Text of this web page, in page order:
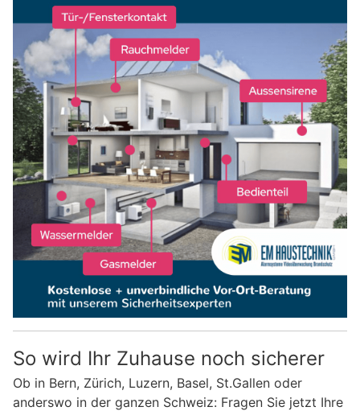
So wird Ihr Zuhause noch sicherer
Ob in Bern, Zürich, Luzern, Basel, St.Gallen oder
anderswo in der ganzen Schweiz: Fragen Sie jetzt Ihre